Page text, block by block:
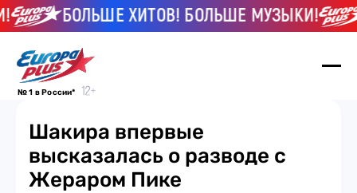
БОЛЬШЕ ХИТОВ! БОЛЬШЕ МУЗЫКИ!
№ 1 в России*
Шакира впервые
высказалась о разводе с
Жераром Пике